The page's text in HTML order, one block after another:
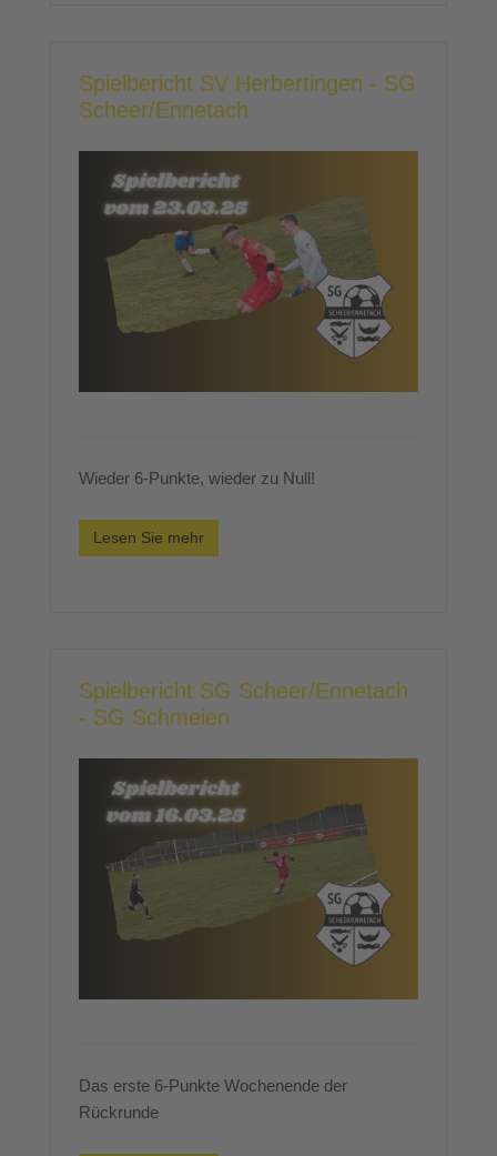
Spielbericht SV Herbertingen - SG
Scheer/Ennetach
Wieder 6-Punkte, wieder zu Null!
Lesen Sie mehr
Spielbericht SG Scheer/Ennetach
- SG Schmeien
Das erste 6-Punkte Wochenende der
Rückrunde